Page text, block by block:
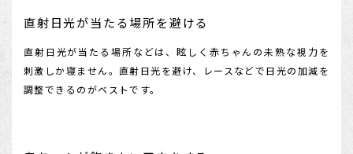
直射日光が当たる場所を避ける
直射日光が当たる場所などは、眩しく赤ちゃんの未熟な視力を
刺激しか寝ません。直射日光を避け、レースなどで日光の加減を
調整できるのがベストです。